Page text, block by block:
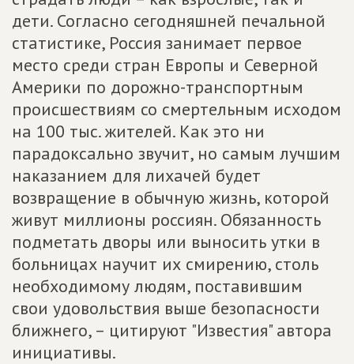
дети. Согласно сегодняшней печальной
статистике, Россия занимает первое
место среди стран Европы и Северной
Америки по дорожно-транспортным
происшествиям со смертельным исходом
на 100 тыс. жителей. Как это ни
парадоксально звучит, но самым лучшим
наказанием для лихачей будет
возвращение в обычную жизнь, которой
живут миллионы россиян. Обязанность
подметать дворы или выносить утки в
больницах научит их смирению, столь
необходимому людям, поставившим
свои удовольствия выше безопасности
ближнего, – цитируют "Известия" автора
инициативы.